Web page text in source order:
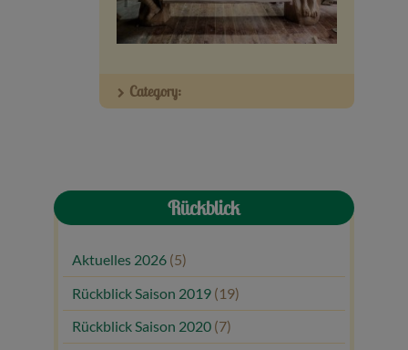
Veranstaltungen
Baumpaten
Category:
Rückblick
Aktuelles 2026 (5)
Rückblick Saison 2019 (19)
Rückblick Saison 2020 (7)